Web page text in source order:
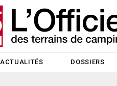
ACTUALITÉS DOSSIERS